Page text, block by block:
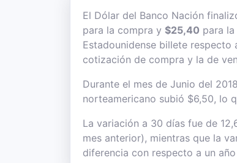
El Dólar del Banco Nación
para la compra y $25,40 para
Estadounidense billete
cotización de compra y la de
Durante el mes de Junio del
norteamericano subió $6,50, lo
La variación a 30 días fue de
mes anterior), mientras que la
diferencia con respecto a un